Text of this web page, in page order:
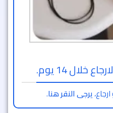
خلال 14 يوم.
يرجى النقر هنا.